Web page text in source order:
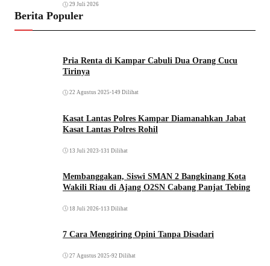
29 Juli 2026
Berita Populer
Pria Renta di Kampar Cabuli Dua Orang Cucu
Tirinya
22 Agustus 2025 •149 Dilihat
Kasat Lantas Polres Kampar Diamanahkan Jabat
Kasat Lantas Polres Rohil
13 Juli 2023 •131 Dilihat
Membanggakan, Siswi SMAN 2 Bangkinang Kota
Wakili Riau di Ajang O2SN Cabang Panjat Tebing
18 Juli 2026•113 Dilihat
7 Cara Menggiring Opini Tanpa Disadari
27 Agustus 2025 •92 Dilihat